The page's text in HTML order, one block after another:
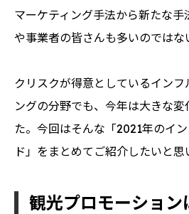
マーケティング手法から新たな
や事業者の皆さんも多いのではな
クリスクが得意としているインフ
ングの分野でも、今年は大きな
た。今回はそんな「2021年のイ
ド」をまとめてご紹介したいと思
観光プロモーション